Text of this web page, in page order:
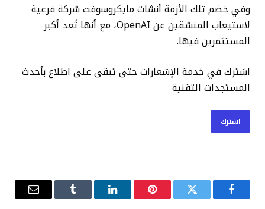
وفي خضم تلك الأزمة أنشات مايكروسوفت شركة فرعية
لاستيعاب المنشقين عن OpenAI، مع أنها تُعد أكبر
المستثمرين فيها.
اشترك في خدمة الإشعارات حتى تبقى على اطلاع بأحدث
المستجدات التقنية
اشترك
فيسبوكتويتر بينتيريستلينكدإن Tumblrالبريد